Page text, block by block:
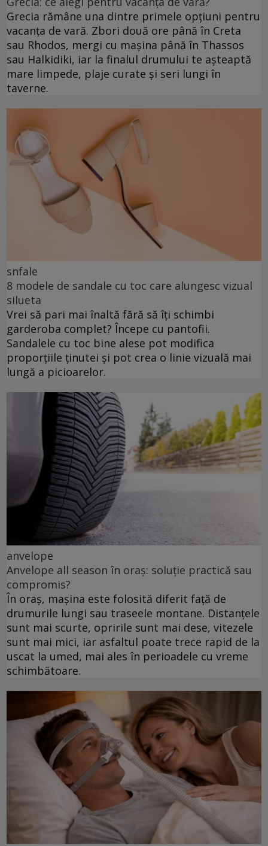
Grecia rămâne una dintre primele opțiuni pentru
vacanța de vară. Zbori două ore până în Creta
sau Rhodos, mergi cu mașina până în Thassos
sau Halkidiki, iar la finalul drumului te așteaptă
mare limpede, plaje curate și seri lungi în
taverne.
snfale
8 modele de sandale cu toc care alungesc vizual
silueta
Vrei să pari mai înaltă fără să îți schimbi
garderoba complet? Începe cu pantofii.
Sandalele cu toc bine alese pot modifica
proporțiile ținutei și pot crea o linie vizuală mai
lungă a picioarelor.
anvelope
Anvelope all season în oraș: soluție practică sau
compromis?
În oraș, mașina este folosită diferit față de
drumurile lungi sau traseele montane. Distanțele
sunt mai scurte, opririle sunt mai dese, vitezele
sunt mai mici, iar asfaltul poate trece rapid de la
uscat la umed, mai ales în perioadele cu vreme
schimbătoare.